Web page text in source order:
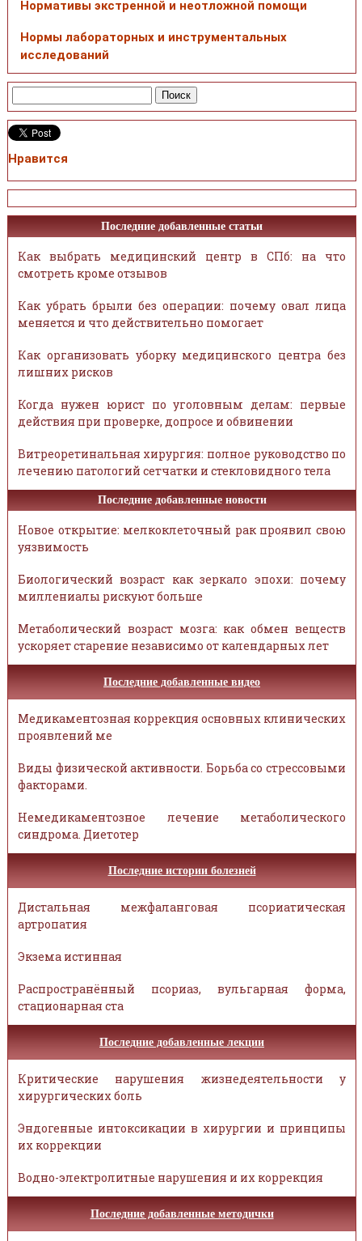
Нормативы экстренной и неотложной помощи
Нормы лабораторных и инструментальных
исследований
Нравится
Последние добавленные статьи
Как выбрать медицинский центр в СПб: на что
смотреть кроме отзывов
Как убрать брыли без операции: почему овал лица
меняется и что действительно помогает
Как организовать уборку медицинского центра без
лишних рисков
Когда нужен юрист по уголовным делам: первые
действия при проверке, допросе и обвинении
Витреоретинальная хирургия: полное руководство по
лечению патологий сетчатки и стекловидного тела
Последние добавленные новости
Новое открытие: мелкоклеточный рак проявил свою
уязвимость
Биологический возраст как зеркало эпохи: почему
миллениалы рискуют больше
Метаболический возраст мозга: как обмен веществ
ускоряет старение независимо от календарных лет
Последние добавленные видео
Медикаментозная коррекция основных клинических
проявлений ме
Виды физической активности. Борьба со стрессовыми
факторами.
Немедикаментозное лечение метаболического
синдрома. Диетотер
Последние истории болезней
Дистальная межфаланговая псориатическая
артропатия
Экзема истинная
Распространённый псориаз, вульгарная форма,
стационарная ста
Последние добавленные лекции
Критические нарушения жизнедеятельности у
хирургических боль
Эндогенные интоксикации в хирургии и принципы
их коррекции
Водно-электролитные нарушения и их коррекция
Последние добавленные методички